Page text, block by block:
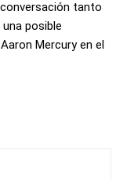
tanto
posible
Mercury en el